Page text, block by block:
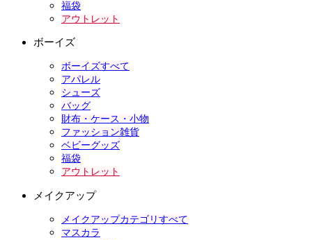
福袋
アウトレット
ボーイズ
ボーイズすべて
アパレル
シューズ
バッグ
財布・ケース・小物
ファッション雑貨
ベビーグッズ
福袋
アウトレット
メイクアップ
メイクアップカテゴリすべて
マスカラ